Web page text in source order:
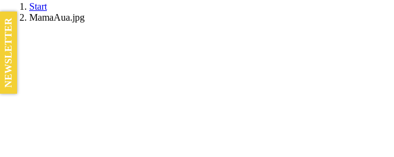
Start
MamaAua.jpg
NEWSLETTER